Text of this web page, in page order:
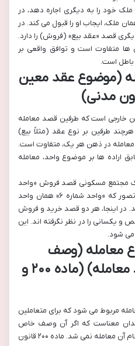
خود را به دیگری اجاره دهد، در
ملک، ایجاب او را قبول می کند. در
قصد «عقد بیع» (فروش) را دارد.
متفاوت است و توافق واقعی بر
باطل است.
(موضوع عقد معین
خارجی است که طرفین قصد معامله
طرفین بر نوع عقد (مثلاً بیع)
معامله در ذهن هر یک، متفاوت است.
اراده ها بر موضوع واحد، معامله
مجتمع مسکونی قصد فروش «واحد
شماره ۲» را دارد، اما خریدار با این تصور که «واحد شماره ۶» همان واحد
در اینجا، هر دو قصد خرید و فروش
و یکسانی را در نظر نگرفته اند. این
می شود.
معامله (وصف
اساسی/جوهری مورد معامله) (ماده ۲۰۰ و
مربوط می شود که برای متعاملین
معناست که اگر آن وصف خاص
وجود نداشت، فرد هرگز حاضر به انجام آن معامله نمی شد. ماده ۲۰۰ قانون